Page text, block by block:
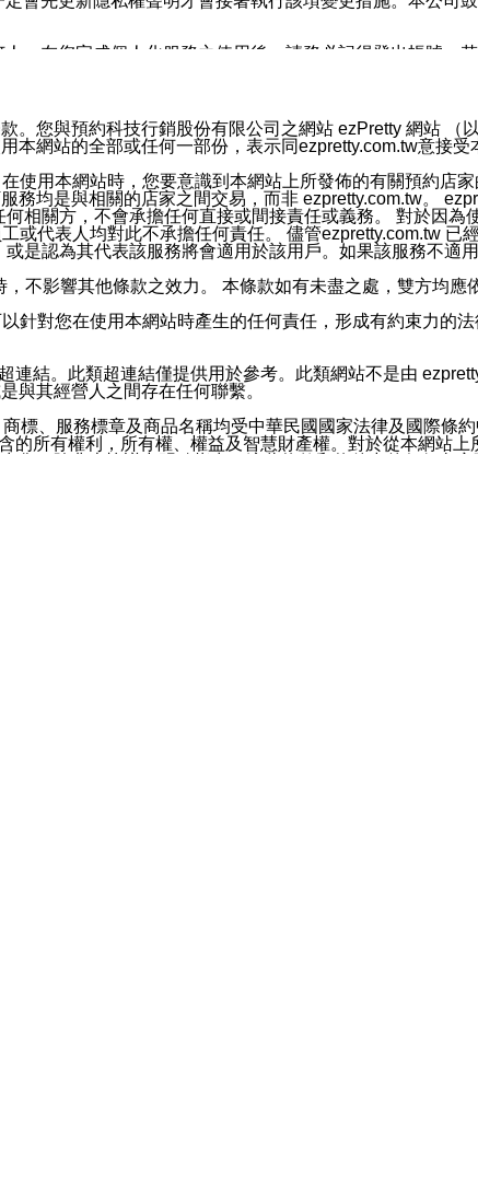
。在您完成個人化服務之使用後，請務必記得登出帳號。
或宣傳本網站各項服務之資料或電子郵件供您參考。您能
司/本服務好友，您仍可接收到通知型訊息。
廣告或其他目的的訊息皆不會被傳送。滿足以下三個條件
對相符。
或認證官方帳號的通知型訊息。
。您與預約科技行銷股份有限公司之網站 ezPretty 網站 （
網站的全部或任何一部份，表示同ezpretty.com.tw意接受
使用本網站時，您要意識到本網站上所發佈的有關預約店
均是與相關的店家之間交易，而非 ezpretty.com.tw。
相關方，不會承擔任何直接或間接責任或義務。 對於因
或代表人均對此不承擔任何責任。 儘管ezpretty.com.tw
是認為其代表該服務將會適用於該用戶。如果該服務不適
不影響其他條款之效力。 本條款如有未盡之處，雙方均應
針對您在使用本網站時產生的任何責任，形成有約束力的
結。此類超連結僅提供用於參考。此類網站不是由
與其經營人之間存在任何聯繫。
標、服務標章及商品名稱均受中華民國國家法律及國際條
的所有權利，所有權、權益及智慧財產權。對於從本網站